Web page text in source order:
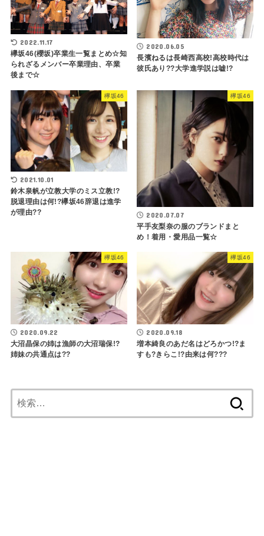
2022.11.17
欅坂46(櫻坂)卒業生一覧まとめ☆知
られざるメンバー卒業理由、卒業
後まで☆
2020.06.05
長濱ねるは長崎西高校!高校時代は
彼氏あり??大学進学説は嘘!?
欅坂46
2021.10.01
鈴木泉帆が立教大学のミス立教!?
脱退理由は何!?欅坂46辞退は進学
が理由??
欅坂46
2020.07.07
平手友梨奈の服のブランドまと
め！着用・愛用品一覧☆
欅坂46
2020.09.22
大沼晶保の姉は漁師の大沼瑞保!?
姉妹の共通点は??
欅坂46
2020.09.18
増本綺良のあだ名はどろかつ!?ま
すも?きらこ!?由来は何???
索: